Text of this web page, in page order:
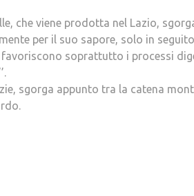
che viene prodotta nel Lazio,
per il suo sapore, solo in
soprattutto i processi
sgorga appunto tra la catena